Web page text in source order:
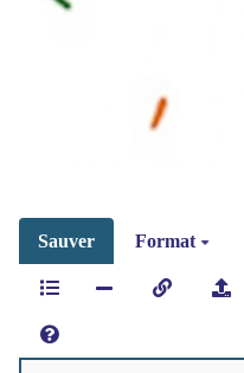
Sauver Format